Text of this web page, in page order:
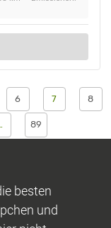
6 7 8
89
besten
und